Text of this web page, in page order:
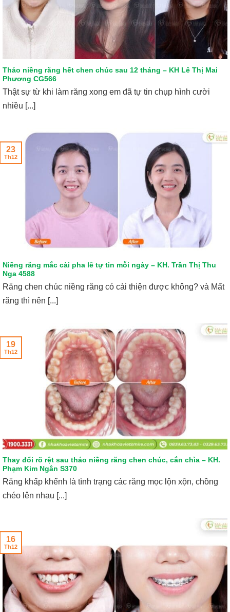
Tháo niềng răng hết chen chúc sau 12 tháng – KH Lê Thị Mai
Phương CG566
Thật sự từ khi làm răng xong em đã tự tin chụp hình cười
nhiều [...]
Niềng răng mắc cài pha lê tự tin mỗi ngày – KH. Trần Thị Thu
Nga 4588
Răng chen chúc niềng răng có cải thiện được không? và Mất
răng thì nên [...]
23
Th12
Thay đổi rõ rệt sau tháo niềng răng chen chúc, cắn chìa – KH.
Phạm Kim Ngân S370
Răng khấp khểnh là tình trạng các răng mọc lộn xộn, chồng
chéo lên nhau [...]
19
Th12
16
Th12